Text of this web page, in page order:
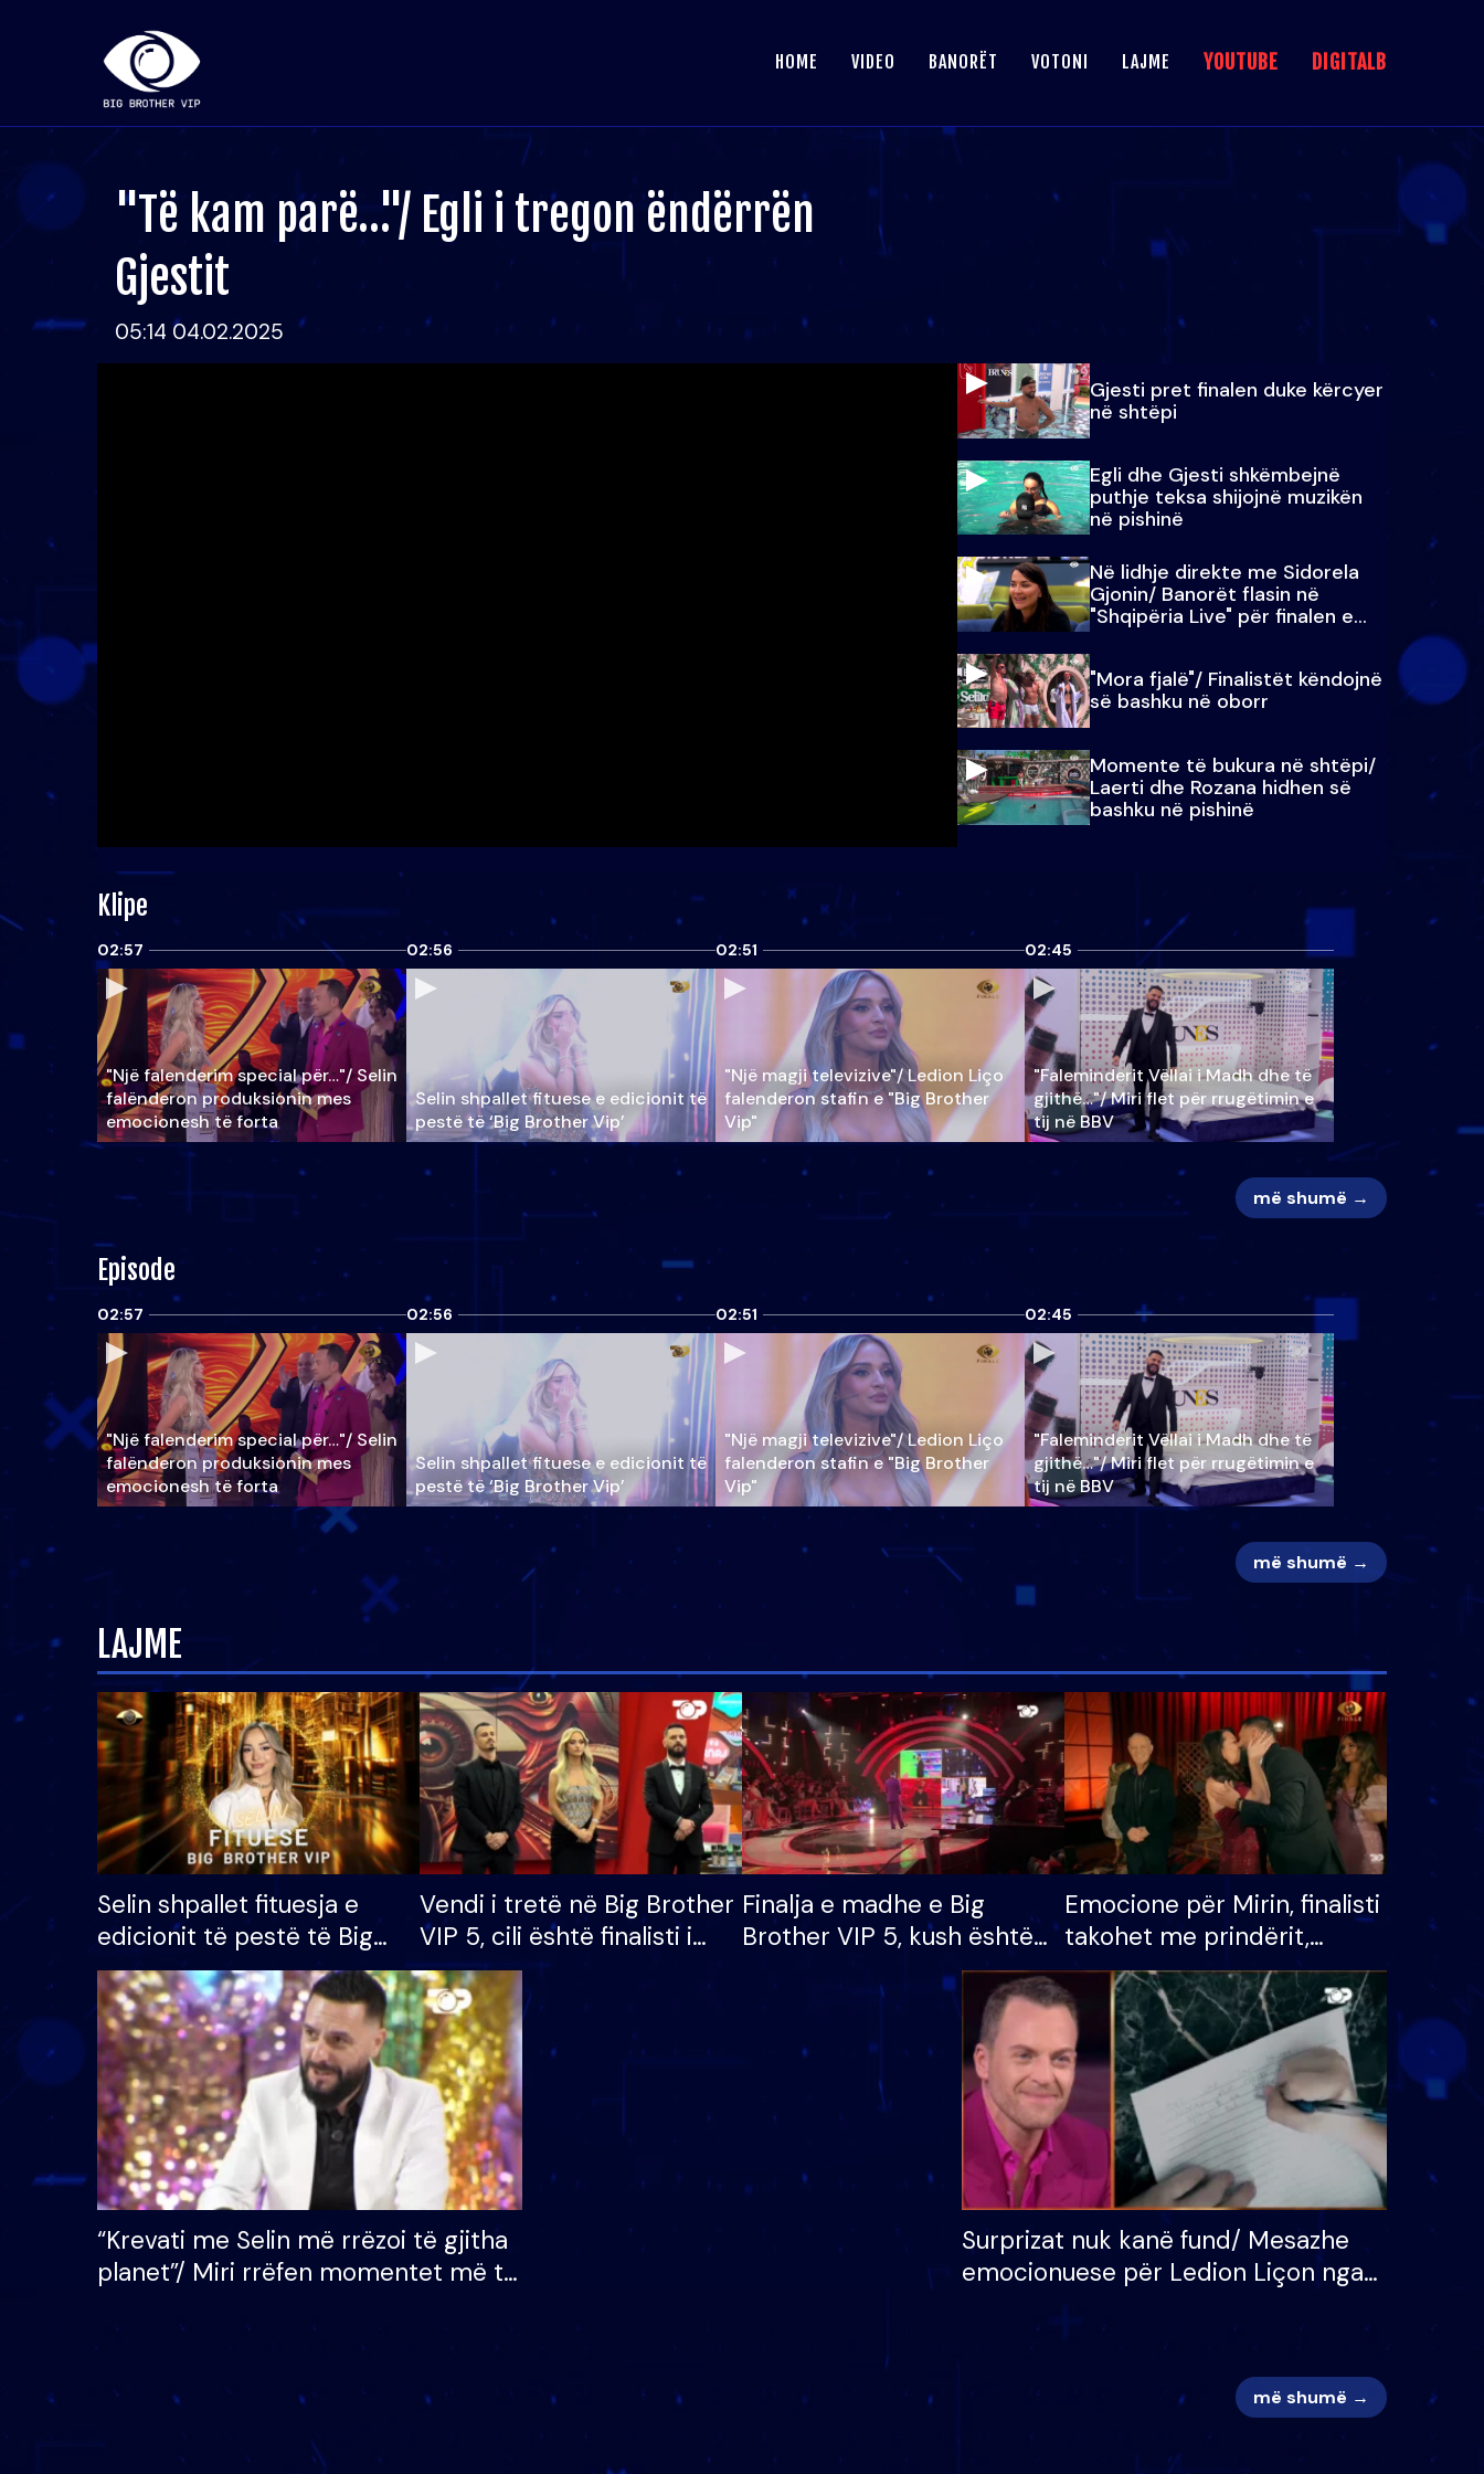
HOME VIDEO BANORËT VOTONI LAJME YOUTUBE DIGITALB
"Të kam parë…"/ Egli i tregon ëndërrën
Gjestit
05:14 04.02.2025
Gjesti pret finalen duke kërcyer
në shtëpi
Egli dhe Gjesti shkëmbejnë
puthje teksa shijojnë muzikën
në pishinë
Në lidhje direkte me Sidorela
Gjonin/ Banorët flasin në
"Shqipëria Live" për finalen e
madhe
"Mora fjalë"/ Finalistët këndojnë
së bashku në oborr
Momente të bukura në shtëpi/
Laerti dhe Rozana hidhen së
bashku në pishinë
Klipe
02:57
"Një falenderim special për…"/ Selin
falënderon produksionin mes
emocionesh të forta
02:56
Selin shpallet fituese e edicionit të
pestë të ‘Big Brother Vip’
02:51
"Një magji televizive"/ Ledion Liço
falenderon stafin e "Big Brother
Vip"
02:45
"Faleminderit Vëllai i Madh dhe të
gjithë…"/ Miri flet për rrugëtimin e
tij në BBV
më shumë →
Episode
02:57
"Një falenderim special për…"/ Selin
falënderon produksionin mes
emocionesh të forta
02:56
Selin shpallet fituese e edicionit të
pestë të ‘Big Brother Vip’
02:51
"Një magji televizive"/ Ledion Liço
falenderon stafin e "Big Brother
Vip"
02:45
"Faleminderit Vëllai i Madh dhe të
gjithë…"/ Miri flet për rrugëtimin e
tij në BBV
më shumë →
LAJME
Selin shpallet fituesja e
edicionit të pestë të Big
Brother VIP, rrëmben
çmimin e madh prej 100
mijë eurosh
Vendi i tretë në Big Brother
VIP 5, cili është finalisti i
radhës që lë shtëpinë
Finalja e madhe e Big
Brother VIP 5, kush është
banori i parë që lë shtëpinë
dhe humb mundësinë për
të fituar çmimin e madh
Emocione për Mirin, finalisti
takohet me prindërit,
vajzën dhe bashkëshorten:
S’kemi ndonjë letër divorci
apo jo?
“Krevati me Selin më rrëzoi të gjitha
planet”/ Miri rrëfen momentet më të
mungojë zilja e mëngjesit kur…
Surprizat nuk kanë fund/ Mesazhe
emocionuese për Ledion Liçon nga
më shumë →